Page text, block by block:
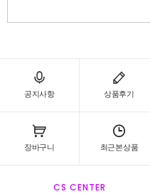
공지사항 상품후기
장바구니 최근본상품
CS CENTER